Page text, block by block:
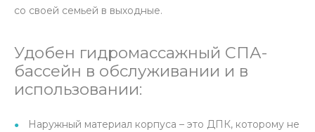
со своей семьей в выходные.
Удобен гидромассажный СПА-
бассейн в обслуживании и в
использовании:
Наружный материал корпуса – это ДПК, которому не